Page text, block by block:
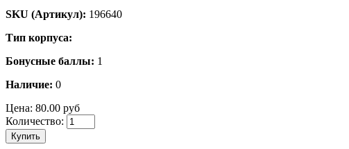
SKU (Артикул): 196640
Тип корпуса:
Бонусные баллы: 1
Наличие: 0
Цена: 80.00 руб
Количество:
Купить